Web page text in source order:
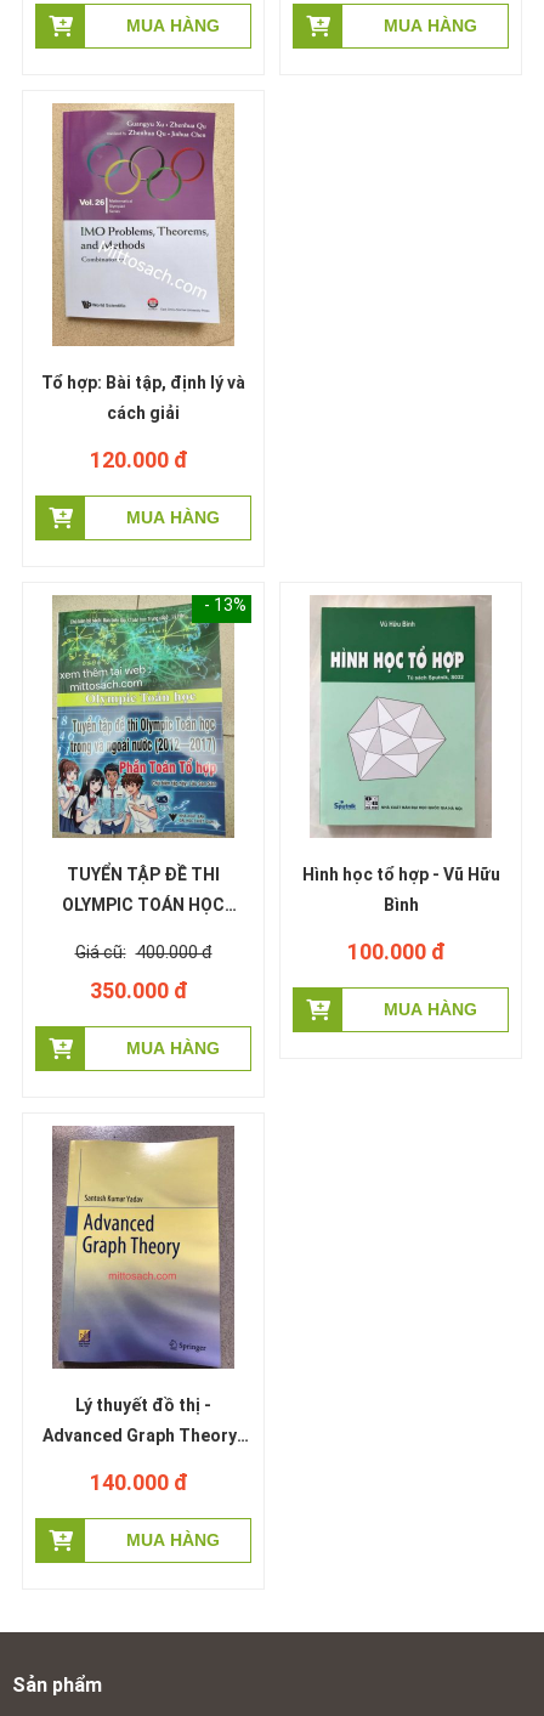
Tổ hợp: Bài tập, định lý và
cách giải
120.000 đ
- 13%
TUYỂN TẬP ĐỀ THI
OLYMPIC TOÁN HỌC
400.000 đ
350.000 đ
Hình học tổ hợp - Vũ Hữu
Bình
100.000 đ
Lý thuyết đồ thị -
Advanced Graph Theory-
140.000 đ
Sản phẩm